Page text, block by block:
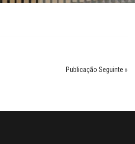
Publicação Seguinte »